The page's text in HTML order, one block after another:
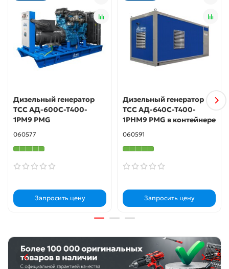
Дизельный генератор
ТСС АД-600С-Т400-
1РМ9 PMG
060577
Запросить цену
Дизельный генератор
ТСС АД-640С-Т400-
1РНМ9 PMG в контейнере
060591
Запросить цену